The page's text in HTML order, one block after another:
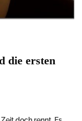
die ersten